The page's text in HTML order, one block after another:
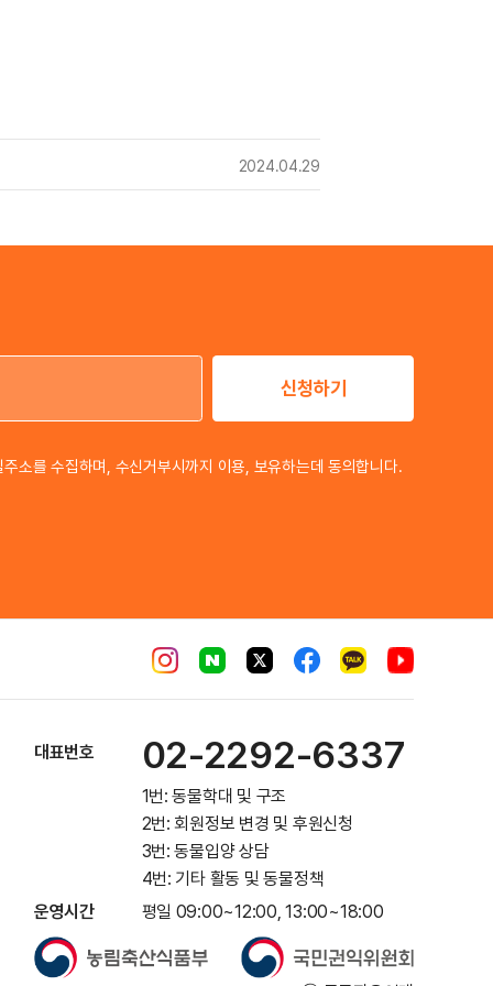
2024.04.29
신청하기
소를 수집하며, 수신거부시까지 이용, 보유하는데 동의합니다.
대표번호 02-2292-6337
1번: 동물학대 및 구조
2번: 회원정보 변경 및 후원신청
3번: 동물입양 상담
4번: 기타 활동 및 동물정책
운영시간
평일 09:00~12:00, 13:00~18:00